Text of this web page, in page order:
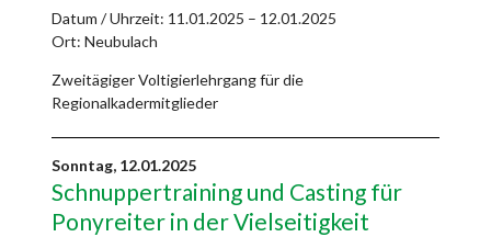
Datum / Uhrzeit: 11.01.2025 – 12.01.2025
Ort: Neubulach
Zweitägiger Voltigierlehrgang für die
Regionalkadermitglieder
Sonntag, 12.01.2025
Schnuppertraining und Casting für
Ponyreiter in der Vielseitigkeit